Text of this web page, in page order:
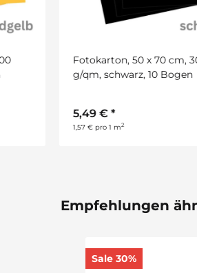
Fotokarton, 50 x 70 cm, 300
g/qm, schwarz, 10 Bogen
Empfehlungen
Sale 30%